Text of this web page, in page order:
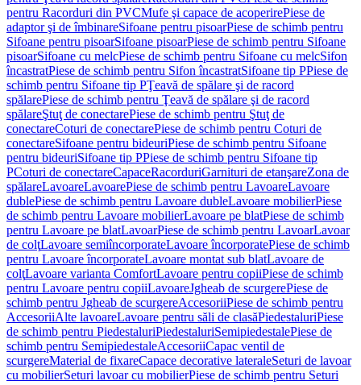
pentru Racorduri din PVCMufe şi capace de acoperirePiese de
adaptor şi de îmbinareSifoane pentru pisoarPiese de schimb pentru
Sifoane pentru pisoarSifoane pisoarPiese de schimb pentru Sifoane
pisoarSifoane cu melcPiese de schimb pentru Sifoane cu melcSifon
încastratPiese de schimb pentru Sifon încastratSifoane tip PPiese de
schimb pentru Sifoane tip PŢeavă de spălare şi de racord
spălarePiese de schimb pentru Ţeavă de spălare şi de racord
spălareŞtuţ de conectarePiese de schimb pentru Ştuţ de
conectareCoturi de conectarePiese de schimb pentru Coturi de
conectareSifoane pentru bideuriPiese de schimb pentru Sifoane
pentru bideuriSifoane tip PPiese de schimb pentru Sifoane tip
PCoturi de conectareCapaceRacorduriGarnituri de etanşareZona de
spălareLavoareLavoarePiese de schimb pentru LavoareLavoare
dublePiese de schimb pentru Lavoare dubleLavoare mobilierPiese
de schimb pentru Lavoare mobilierLavoare pe blatPiese de schimb
pentru Lavoare pe blatLavoarPiese de schimb pentru LavoarLavoar
de colţLavoare semiîncorporateLavoare încorporatePiese de schimb
pentru Lavoare încorporateLavoare montat sub blatLavoare de
colţLavoare varianta ComfortLavoare pentru copiiPiese de schimb
pentru Lavoare pentru copiiLavoareJgheab de scurgerePiese de
schimb pentru Jgheab de scurgereAccesoriiPiese de schimb pentru
AccesoriiAlte lavoareLavoare pentru săli de clasăPiedestaluriPiese
de schimb pentru PiedestaluriPiedestaluriSemipiedestalePiese de
schimb pentru SemipiedestaleAccesoriiCapac ventil de
scurgereMaterial de fixareCapace decorative lateraleSeturi de lavoar
cu mobilierSeturi lavoar cu mobilierPiese de schimb pentru Seturi